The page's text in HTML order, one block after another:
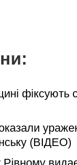
фіксують
(ВІДЕО)